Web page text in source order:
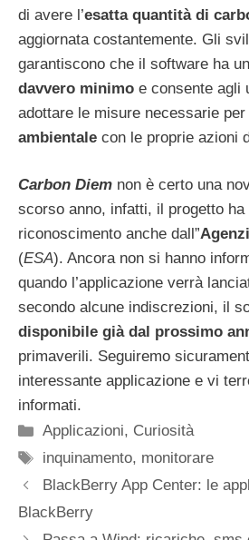
di avere l’esatta quantità di
aggiornata costantemente. Gli
garantiscono che il software ha un
davvero minimo e consente agli
adottare le misure necessarie per
ambientale con le proprie azioni
Carbon Diem non è certo una
scorso anno, infatti, il progetto ha
riconoscimento anche dall”
(ESA). Ancora non si hanno
quando l’applicazione verrà
secondo alcune indiscrezioni, il
disponibile già dal prossimo
primaverili. Seguiremo
interessante applicazione e vi
informati.
Categorie
Applicazioni, Curiosità
Tag
inquinamento, monitorare
BlackBerry App Center: le
BlackBerry